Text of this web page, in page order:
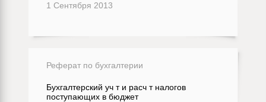
1 Сентября 2013
Реферат по бухгалтерии
Бухгалтерский уч т и расч т налогов
поступающих в бюджет